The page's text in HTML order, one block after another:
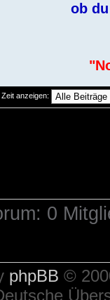
ob
anzeigen:
0
phpBB ©